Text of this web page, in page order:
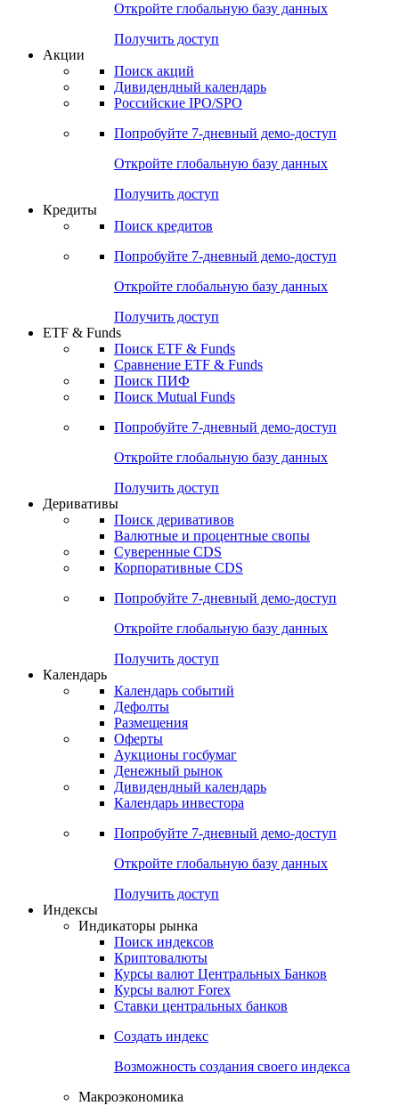
Опросы
Попробуйте7-дневный
Откройте глобальную базу данных
Получить доступ
Поиск акций
Российские IPO/SPO
Попробуйте7-дневный
Откройте глобальную базу данных
Получить доступ
Поиск кредитов
Попробуйте7-дневный
Откройте глобальную базу данных
Получить доступ
ETF & Funds
Сравнение ETF & Funds
Поиск Mutual Funds
Попробуйте7-дневный
Откройте глобальную базу данных
Получить доступ
Деривативы
Валютные и процентные свопы
Корпоративные CDS
Попробуйте7-дневный
Откройте глобальную базу данных
Получить доступ
Календарь
Календарь событий
Дефолты
Размещения
Оферты
Денежный рынок
Календарь инвестора
Попробуйте7-дневный
Откройте глобальную базу данных
Получить доступ
Индикаторы рынка
Поиск индексов
Курсы валют Центральных Банков
Ставки центральных банков
Создать индекс